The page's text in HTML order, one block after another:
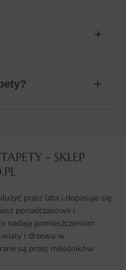
- SKLEP
przez lata i dopasuje się
ponadczasowe i
nadają pomieszczeniom
i drzewa w
są przez miłośników